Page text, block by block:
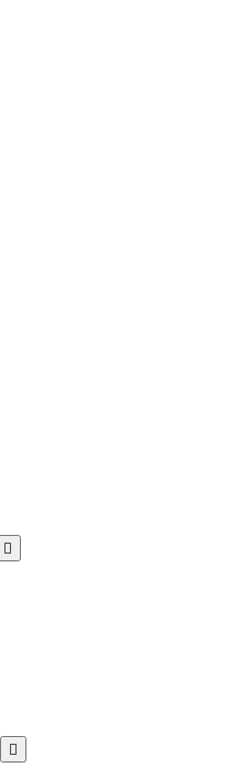

